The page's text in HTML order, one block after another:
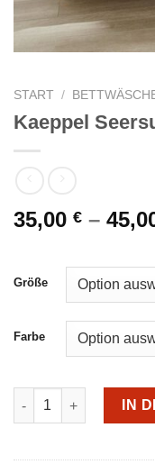
START /
Kaeppel
35,00 € –
Größe
Farbe
Kaeppel Seersucker
IN